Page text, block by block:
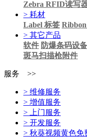
Zebra RFID读写
> 耗材
Label 标签
> 其它产品
软件 防爆条码设备
斑马扫描枪附件
服务 >>
> 维修服务
> 增值服务
> 上门服务
> 开发服务
> 秋葵视频黄色免